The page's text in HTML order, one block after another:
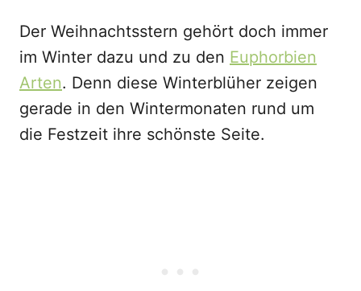
Der Weihnachtsstern gehört doch immer
im Winter dazu und zu den Euphorbien
Arten. Denn diese Winterblüher zeigen
gerade in den Wintermonaten rund um
die Festzeit ihre schönste Seite.